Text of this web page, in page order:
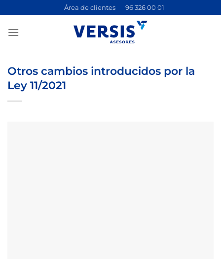
contenido
Área de clientes 96 326 00 01
Otros cambios introducidos por la
Ley 11/2021